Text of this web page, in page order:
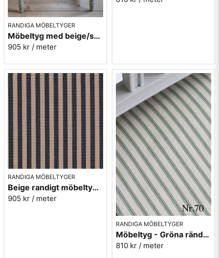
RANDIGA MÖBELTYGER
Möbeltyg med beige/svarta ränder - Stor rand nr.591
905 kr / meter
RANDIGA MÖBELTYGER
Beige randigt möbeltyg - Lill rand nr.391
905 kr / meter
RANDIGA MÖBELTYGER
Möbeltyg - Gröna ränder - Ellinor nr.70
810 kr / meter